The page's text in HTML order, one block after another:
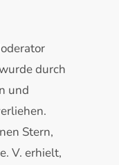
durch
und
Stern,
V. erhielt,